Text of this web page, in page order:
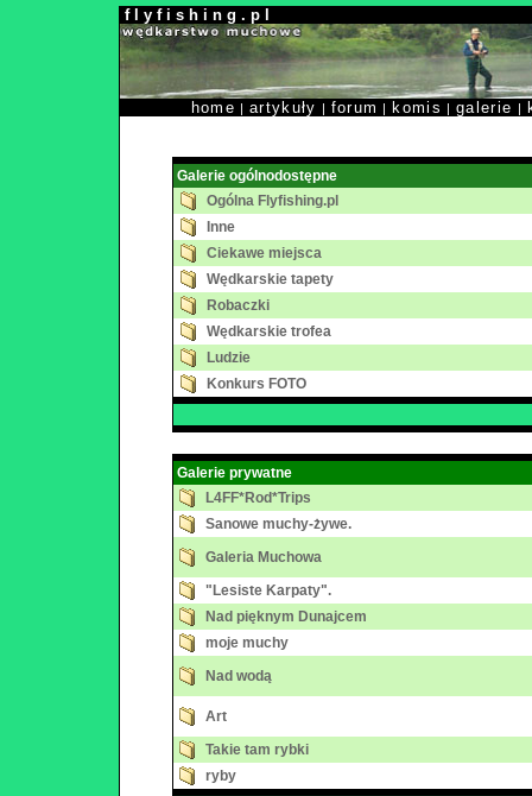
f l y f i s h i n g . p l
home |artykuły | forum | komis |galerie |
Galerie ogólnodostępne
Ogólna Flyfishing.pl
Inne
Ciekawe miejsca
Wędkarskie tapety
Robaczki
Wędkarskie trofea
Ludzie
Konkurs FOTO
Galerie prywatne
L4FF*Rod*Trips
Sanowe muchy-żywe.
Galeria Muchowa
"Lesiste Karpaty".
Nad pięknym Dunajcem
moje muchy
Nad wodą
Art
Takie tam rybki
ryby